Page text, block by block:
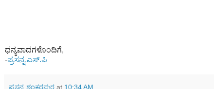
ಧನ್ಯವಾದಗಳೊಂದಿಗೆ,
-ಪ್ರಸನ್ನ.ಎಸ್.ಪಿ
ಪ್ರಸನ್ನ ಶಂಕರಪುರ at 10:34 AM